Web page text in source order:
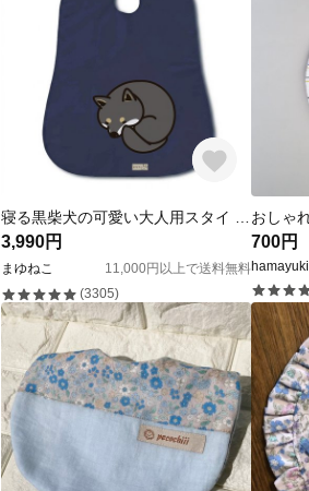
3,990円
まゆねこ
11,000円以上で送料無料
(3305)
700円
hamayuki